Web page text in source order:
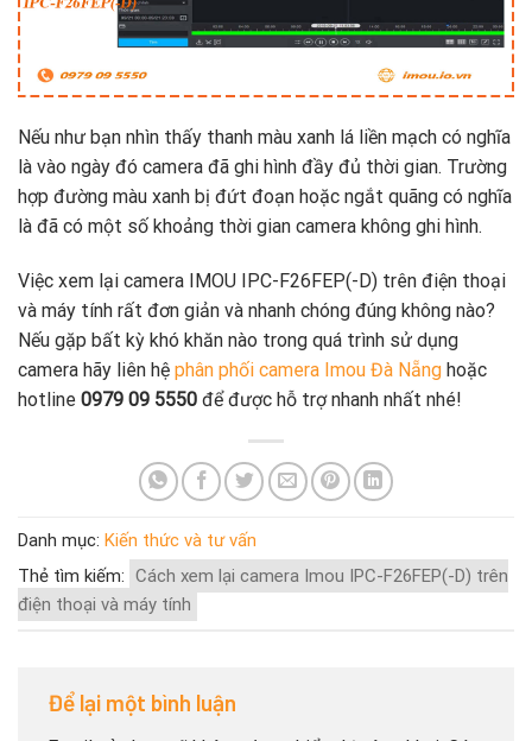
Nếu như bạn nhìn thấy thanh màu xanh lá liền mạch có nghĩa
là vào ngày đó camera đã ghi hình đầy đủ thời gian. Trường
hợp đường màu xanh bị đứt đoạn hoặc ngắt quãng có nghĩa
là đã có một số khoảng thời gian camera không ghi hình.
Việc xem lại camera IMOU IPC-F26FEP(-D) trên điện thoại
và máy tính rất đơn giản và nhanh chóng đúng không nào?
Nếu gặp bất kỳ khó khăn nào trong quá trình sử dụng
camera hãy liên hệ phân phối camera Imou Đà Nẵng hoặc
hotline 0979 09 5550 để được hỗ trợ nhanh nhất nhé!
Danh mục: Kiến thức và tư vấn
Thẻ tìm kiếm: Cách xem lại camera Imou IPC-F26FEP(-D) trên
điện thoại và máy tính
Để lại một bình luận